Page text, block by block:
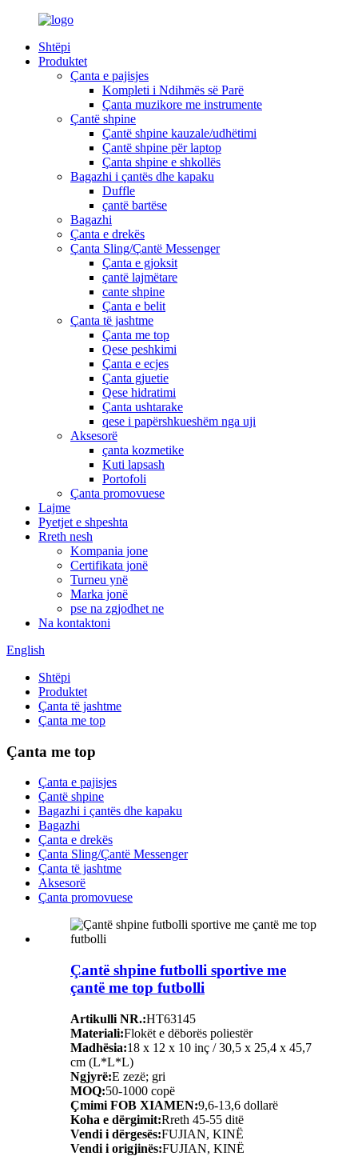
Shtëpi
Produktet
Çanta e pajisjes
Kompleti i Ndihmës së Parë
Çanta muzikore me instrumente
Çantë shpine
Çantë shpine kauzale/udhëtimi
Çantë shpine për laptop
Çanta shpine e shkollës
Bagazhi i çantës dhe kapaku
Duffle
çantë bartëse
Bagazhi
Çanta e drekës
Çanta Sling/Çantë Messenger
Çanta e gjoksit
çantë lajmëtare
cante shpine
Çanta e belit
Çanta të jashtme
Çanta me top
Qese peshkimi
Çanta e ecjes
Çanta gjuetie
Qese hidratimi
Çanta ushtarake
qese i papërshkueshëm nga uji
Aksesorë
çanta kozmetike
Kuti lapsash
Portofoli
Çanta promovuese
Lajme
Pyetjet e shpeshta
Rreth nesh
Kompania jone
Certifikata jonë
Turneu ynë
Marka jonë
pse na zgjodhet ne
Na kontaktoni
English
Shtëpi
Produktet
Çanta të jashtme
Çanta me top
Çanta me top
Çanta e pajisjes
Çantë shpine
Bagazhi i çantës dhe kapaku
Bagazhi
Çanta e drekës
Çanta Sling/Çantë Messenger
Çanta të jashtme
Aksesorë
Çanta promovuese
Çantë shpine futbolli sportive me
çantë me top futbolli
Artikulli NR.:HT63145
Materiali:Flokët e dëborës poliestër
Madhësia:18 x 12 x 10 inç / 30,5 x 25,4 x 45,7
cm (L*L*L)
Ngjyrë:E zezë; gri
MOQ:50-1000 copë
Çmimi FOB XIAMEN:9,6-13,6 dollarë
Koha e dërgimit:Rreth 45-55 ditë
Vendi i dërgesës:FUJIAN, KINË
Vendi i origjinës:FUJIAN, KINË